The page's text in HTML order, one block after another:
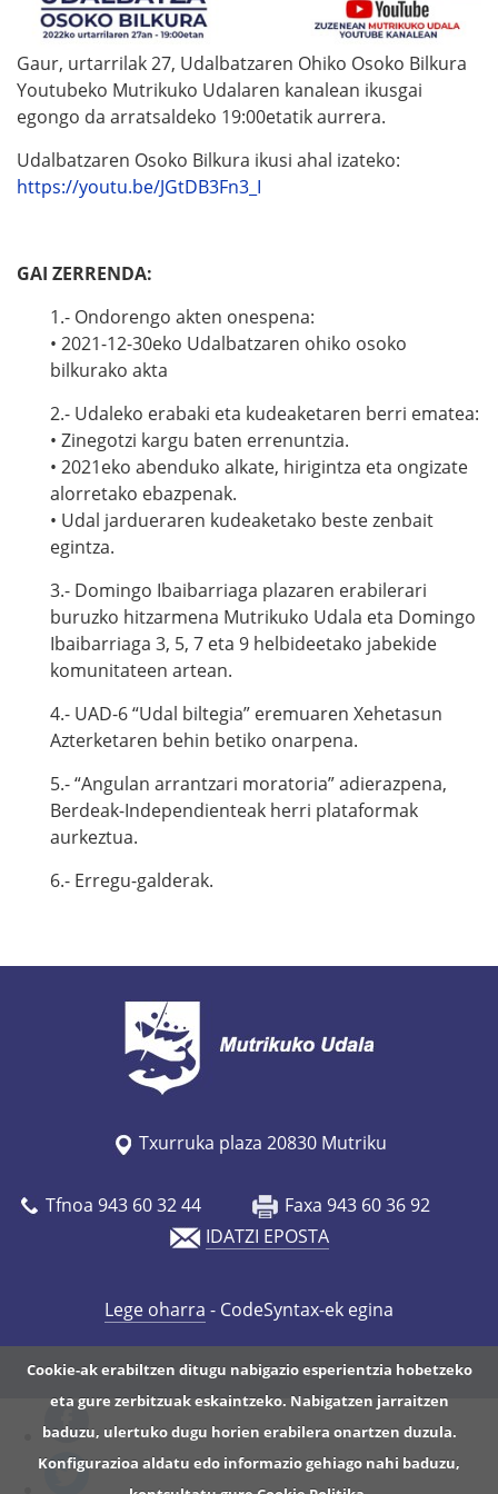
Cookie-ak erabiltzen ditugu nabigazio esperientzia hobetzeko
eta gure zerbitzuak eskaintzeko. Nabigatzen jarraitzen
baduzu, ulertuko dugu horien erabilera onartzen duzula.
Konfigurazioa aldatu edo informazio gehiago nahi baduzu,
Gaur, urtarrilak 27, Udalbatzaren Ohiko Osoko Bilkura
Youtubeko Mutrikuko Udalaren kanalean ikusgai
egongo da arratsaldeko 19:00etatik aurrera.
Udalbatzaren Osoko Bilkura ikusi ahal izateko:
https://youtu.be/JGtDB3Fn3_I
GAI ZERRENDA:
1.- Ondorengo akten onespena:
• 2021-12-30eko Udalbatzaren ohiko osoko
bilkurako akta
2.- Udaleko erabaki eta kudeaketaren berri ematea:
• Zinegotzi kargu baten errenuntzia.
• 2021eko abenduko alkate, hirigintza eta ongizate
alorretako ebazpenak.
• Udal jardueraren kudeaketako beste zenbait
egintza.
3.- Domingo Ibaibarriaga plazaren erabilerari
buruzko hitzarmena Mutrikuko Udala eta Domingo
Ibaibarriaga 3, 5, 7 eta 9 helbideetako jabekide
komunitateen artean.
4.- UAD-6 “Udal biltegia” eremuaren Xehetasun
Azterketaren behin betiko onarpena.
5.- “Angulan arrantzari moratoria” adierazpena,
Berdeak-Independienteak herri plataformak
aurkeztua.
6.- Erregu-galderak.
Txurruka plaza 20830 Mutriku
Tfnoa 943 60 32 44
Faxa 943 60 36 92
IDATZI EPOSTA
Lege oharra - CodeSyntax-ek egina